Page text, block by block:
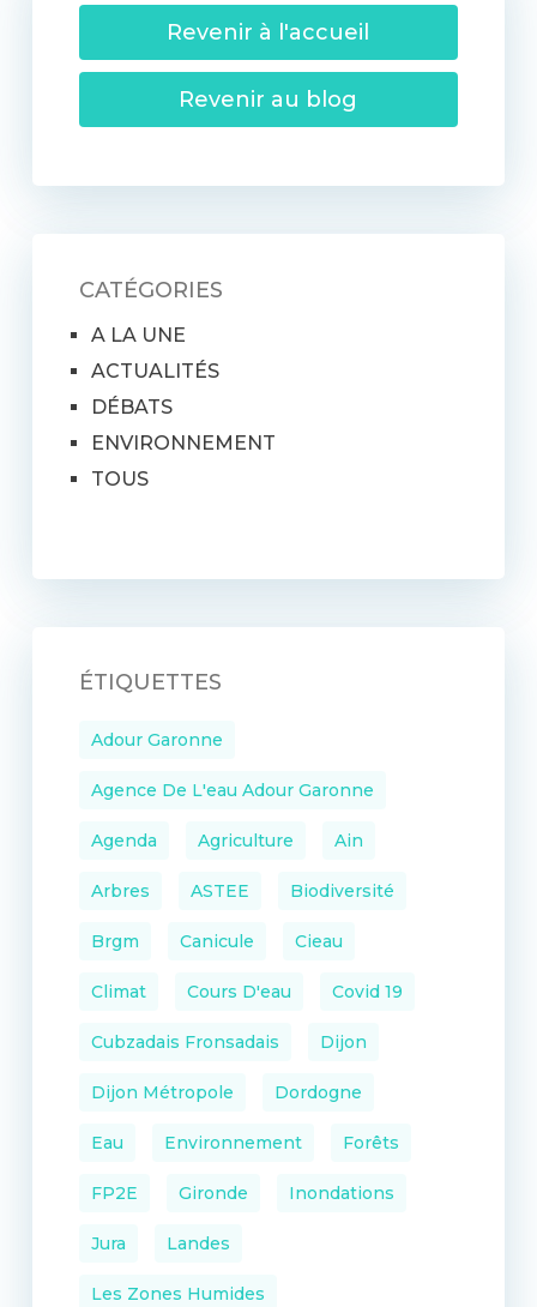
Revenir à l'accueil
Revenir au blog
CATÉGORIES
A LA UNE
ACTUALITÉS
DÉBATS
ENVIRONNEMENT
TOUS
ÉTIQUETTES
Adour Garonne
Agence De L'eau Adour Garonne
Agenda Agriculture Ain
Arbres ASTEE Biodiversité
Brgm Canicule Cieau
Climat Cours D'eau Covid 19
Cubzadais Fronsadais Dijon
Dijon Métropole Dordogne
Eau Environnement Forêts
FP2E Gironde Inondations
Jura Landes
Les Zones Humides